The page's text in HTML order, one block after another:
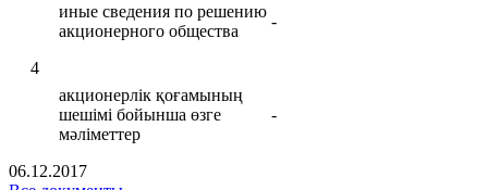
4
иные сведения по решению
акционерного общества
-
акционерлік қоғамының
шешімі бойынша өзге
мәліметтер
-
06.12.2017